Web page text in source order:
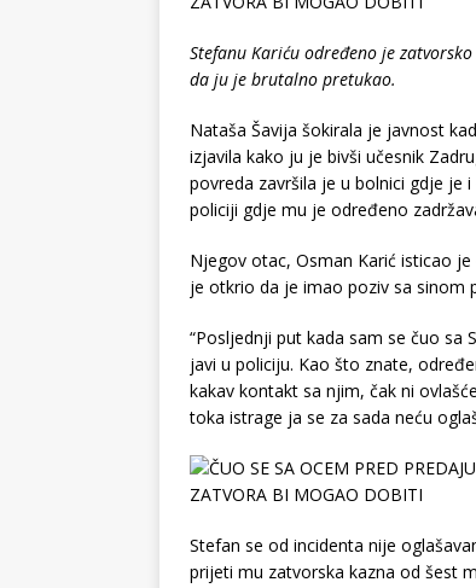
Stefanu Kariću određeno je
da ju je brutalno pretukao.
Nataša Šavija šokirala je javnost
izjavila kako ju je bivši učesnik
povreda završila je u bolnici gdje je
policiji gdje mu je određeno
Njegov otac, Osman Karić isticao
je otkrio da je imao poziv sa sinom
“Posljednji put kada sam se čuo
javi u policiju. Kao što znate,
kakav kontakt sa njim, čak ni
toka istrage ja se za sada neću
Stefan se od incidenta nije
prijeti mu zatvorska kazna od šest